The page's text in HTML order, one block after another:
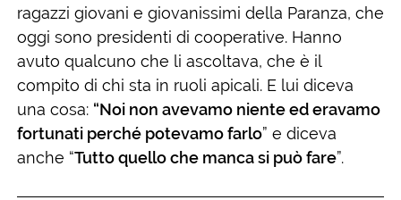
ragazzi giovani e giovanissimi della Paranza, che
oggi sono presidenti di cooperative. Hanno
avuto qualcuno che li ascoltava, che è il
compito di chi sta in ruoli apicali. E lui diceva
una cosa: “Noi non avevamo niente ed eravamo
fortunati perché potevamo farlo” e diceva
anche “Tutto quello che manca si può fare”.